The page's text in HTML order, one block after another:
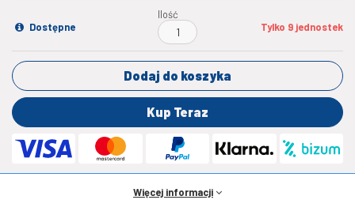
Dostępne
Ilość
Tylko 9 jednostek
Dodaj do koszyka
Kup Teraz
Więcej informacji